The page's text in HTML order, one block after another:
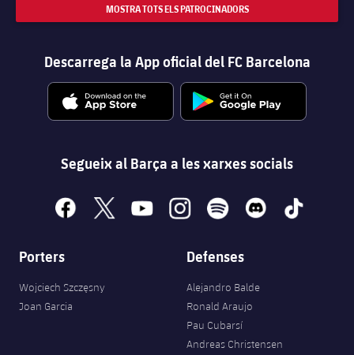
MOSTRA TOTS ELS PATROCINADORS
Descarrega la App oficial del FC Barcelona
Segueix al Barça a les xarxes socials
facebook
x youtubeinstagramspotify discord tiktok
Porters
Wojciech Szczęsny
Joan Garcia
Defenses
Alejandro Balde
Ronald Araujo
Pau Cubarsí
Andreas Christensen